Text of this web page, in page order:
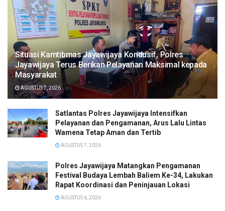
Situasi Kamtibmas Jayawijaya Kondusif, Polres
Jayawijaya Terus Berikan Pelayanan Maksimal kepada
Masyarakat
AGUSTUS 7, 2026
Satlantas Polres Jayawijaya Intensifkan
Pelayanan dan Pengamanan, Arus Lalu Lintas
Wamena Tetap Aman dan Tertib
AGUSTUS 7, 2026
Polres Jayawijaya Matangkan Pengamanan
Festival Budaya Lembah Baliem Ke-34, Lakukan
Rapat Koordinasi dan Peninjauan Lokasi
AGUSTUS 6, 2026